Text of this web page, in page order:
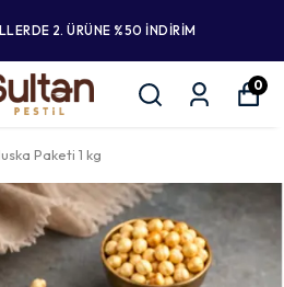
2. ÜRÜNE %50 İNDİRİM
0
Paketi 1 kg